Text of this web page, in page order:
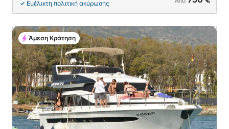
Ευέλικτη πολιτική ακύρωσης
Άμεση Κράτηση